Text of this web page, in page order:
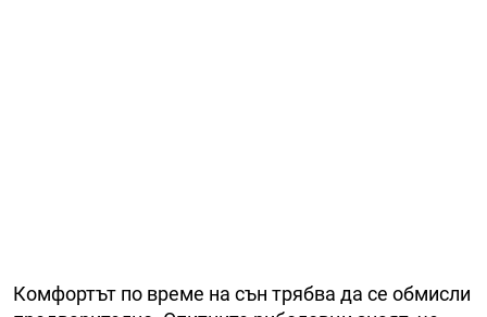
Комфортът по време на сън трябва да се обмисли